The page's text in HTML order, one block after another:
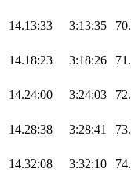
14.13:33 3:13:35 70.
14.18:23 3:18:26 71.
14.24:00 3:24:03 72.
14.28:38 3:28:41 73.
14.32:08 3:32:10 74.